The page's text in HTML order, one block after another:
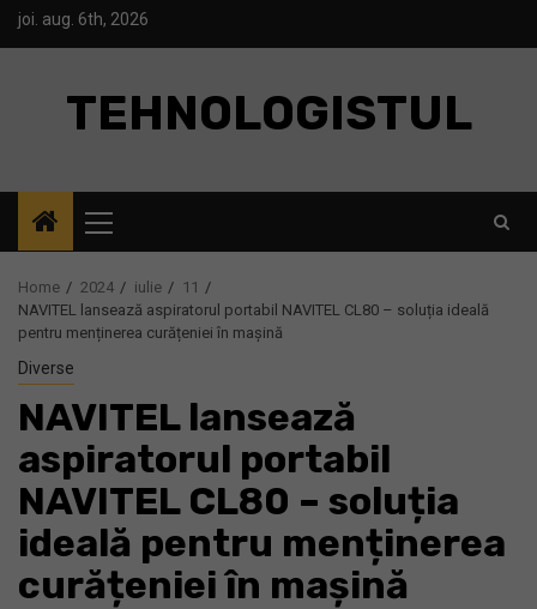
Skipjoi. aug. 6th, 2026
TEHNOLOGISTUL
Menu
Home 2024 iulie
11
NAVITEL lansează aspiratorul portabil NAVITEL CL80 – soluția ideală
pentru menținerea curățeniei în mașină
Diverse
NAVITEL lansează
aspiratorul portabil
NAVITEL CL80 – soluția
ideală pentru menținerea
curățeniei în mașină